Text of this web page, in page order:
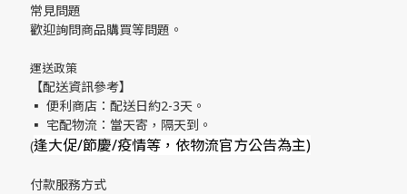
常見問題
歡迎詢問商品購買等問題。
運送政策
【配送資訊參考】
▪ 便利商店：配送日約2-3天。
▪ 宅配物流：當天寄，隔天到。
(逢大促/節慶/疫情等，依物流官方公告為主)
付款服務方式